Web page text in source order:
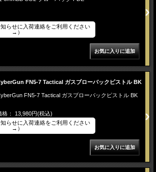
らせに入荷連絡をご利用ください
→）
FN5-7 Tactical ガスブローバックピストル BK
FN5-7 Tactical ガスブローバックピストル BK
格： 13,980円(税込)
らせに入荷連絡をご利用ください
→）